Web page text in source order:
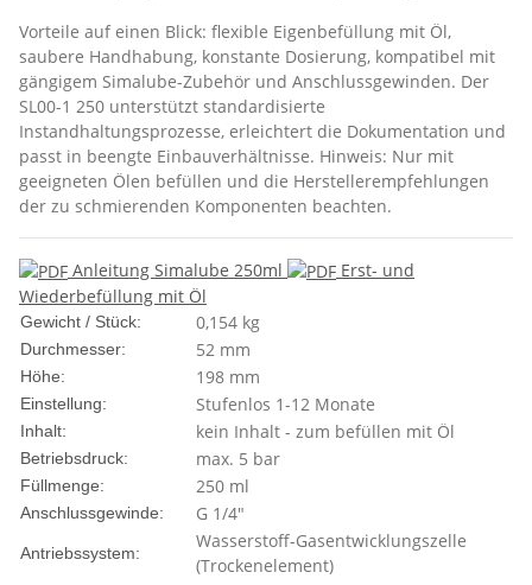
Vorteile auf einen Blick: flexible Eigenbefüllung mit Öl,
saubere Handhabung, konstante Dosierung, kompatibel mit
gängigem Simalube-Zubehör und Anschlussgewinden. Der
SL00-1 250 unterstützt standardisierte
Instandhaltungsprozesse, erleichtert die Dokumentation und
passt in beengte Einbauverhältnisse. Hinweis: Nur mit
geeigneten Ölen befüllen und die Herstellerempfehlungen
der zu schmierenden Komponenten beachten.
Anleitung Simalube 250ml
Erst- und
Wiederbefüllung mit Öl
Gewicht / Stück: 0,154 kg
Durchmesser: 52 mm
Höhe: 198 mm
Einstellung: Stufenlos 1-12 Monate
Inhalt: kein Inhalt - zum befüllen mit Öl
Betriebsdruck: max. 5 bar
Füllmenge: 250 ml
Anschlussgewinde: G 1/4"
Antriebssystem:
Wasserstoff-Gasentwicklungszelle
(Trockenelement)